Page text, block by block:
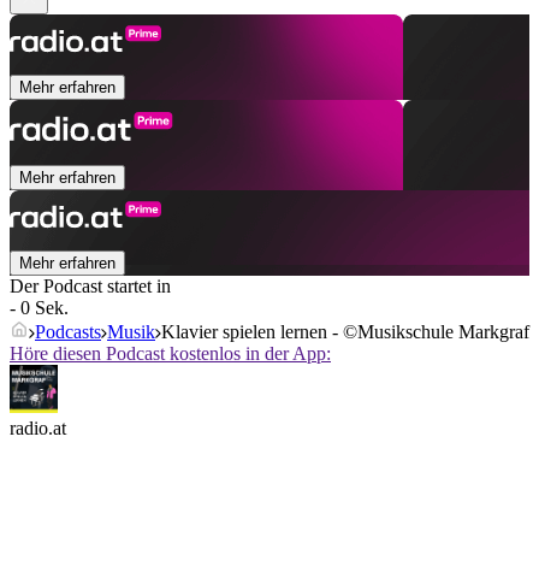
Mehr erfahren
Mehr erfahren
Mehr erfahren
Der Podcast startet in
- 0 Sek.
Podcasts Musik Klavier spielen lernen - ©Musikschule Markgraf
Höre diesen Podcast kostenlos in der App:
radio.at